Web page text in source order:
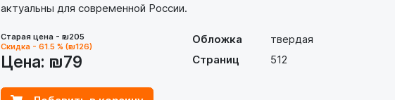
актуальны для современной России.
Обложка
твердая
Страниц
512
Старая цена - ₪205
Скидка - 61.5 % (₪126)
Цена: ₪79